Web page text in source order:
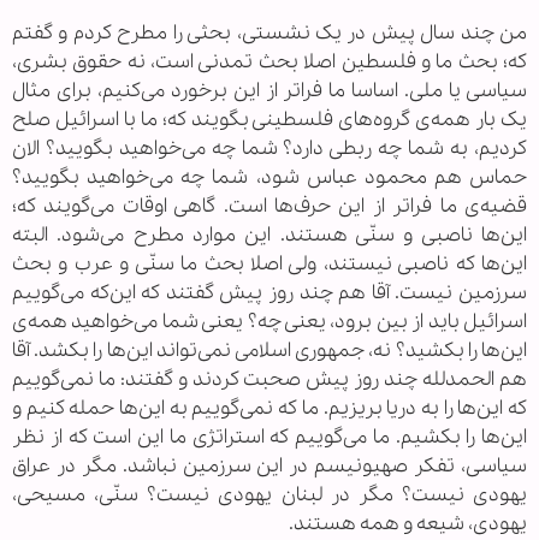
من چند سال پیش در یک نشستی، بحثی را مطرح کردم و گفتم
که؛ بحث ما و فلسطین اصلا بحث تمدنی است، نه حقوق بشری،
سیاسی یا ملی. اساسا ما فراتر از این برخورد می‌کنیم، برای مثال
یک بار همه‌ی گروه‌های فلسطینی بگویند که؛ ما با اسرائیل صلح
کردیم، به شما چه ربطی دارد؟ شما چه می‌خواهید بگویید؟ الان
حماس هم محمود عباس شود، شما چه می‌خواهید بگویید؟
قضیه‌ی ما فراتر از این حرف‌ها است. گاهی اوقات می‌گویند که؛
این‌ها ناصبی و سنّی هستند. این موارد مطرح می‌شود. البته
این‌ها که ناصبی نیستند، ولی اصلا بحث ما سنّی و عرب و بحث
سرزمین نیست. آقا هم چند روز پیش گفتند که این‌که می‌گوییم
اسرائیل باید از بین برود، یعنی چه؟ یعنی شما می‌خواهید همه‌ی
این‌ها را بکشید؟ نه، جمهوری اسلامی نمی‌تواند این‌ها را بکشد. آقا
هم الحمدلله چند روز پیش صحبت کردند و گفتند: ما نمی‌گوییم
که این‌ها را به دریا بریزیم. ما که نمی‌گوییم به این‌ها حمله کنیم و
این‌ها را بکشیم. ما می‌گوییم که استراتژی ما این است که از نظر
سیاسی، تفکر صهیونیسم در این سرزمین نباشد. مگر در عراق
یهودی نیست؟ مگر در لبنان یهودی نیست؟ سنّی، مسیحی،
یهودی، شیعه و همه هستند.